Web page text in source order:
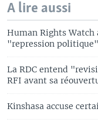
A lire aussi
Human Rights Watch
"repression politique"
La RDC entend
RFI avant sa
Kinshasa accuse